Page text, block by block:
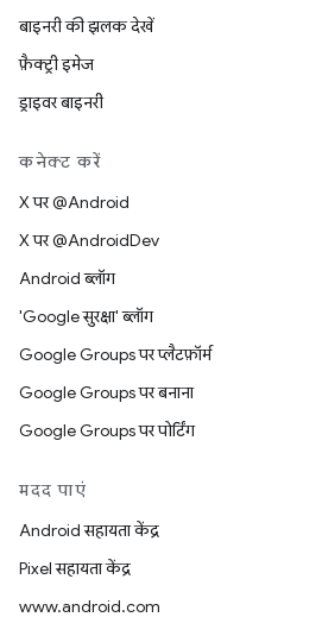
बाइनरी की झलक देखें
फ़ैक्ट्री इमेज
ड्राइवर बाइनरी
कनेक्ट करें
X पर @Android
X पर @AndroidDev
Android ब्लॉग
'Google सुरक्षा' ब्लॉग
Google Groups पर प्लैटफ़ॉर्म
Google Groups पर बनाना
Google Groups पर पोर्टिंग
मदद पाएं
Android सहायता केंद्र
Pixel सहायता केंद्र
www.android.com